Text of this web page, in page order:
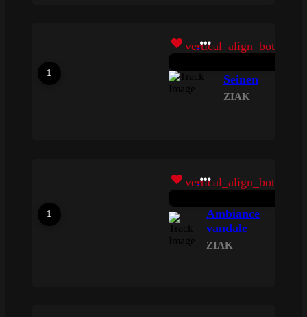
vertical_align_bottom
Seinen
ZIAK
vertical_align_bottom
Ambiance
vandale
ZIAK